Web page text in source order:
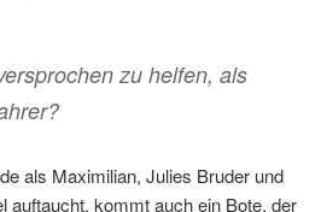
zu helfen, als
als Maximilian, Julies Bruder und
auftaucht, kommt auch ein Bote, der